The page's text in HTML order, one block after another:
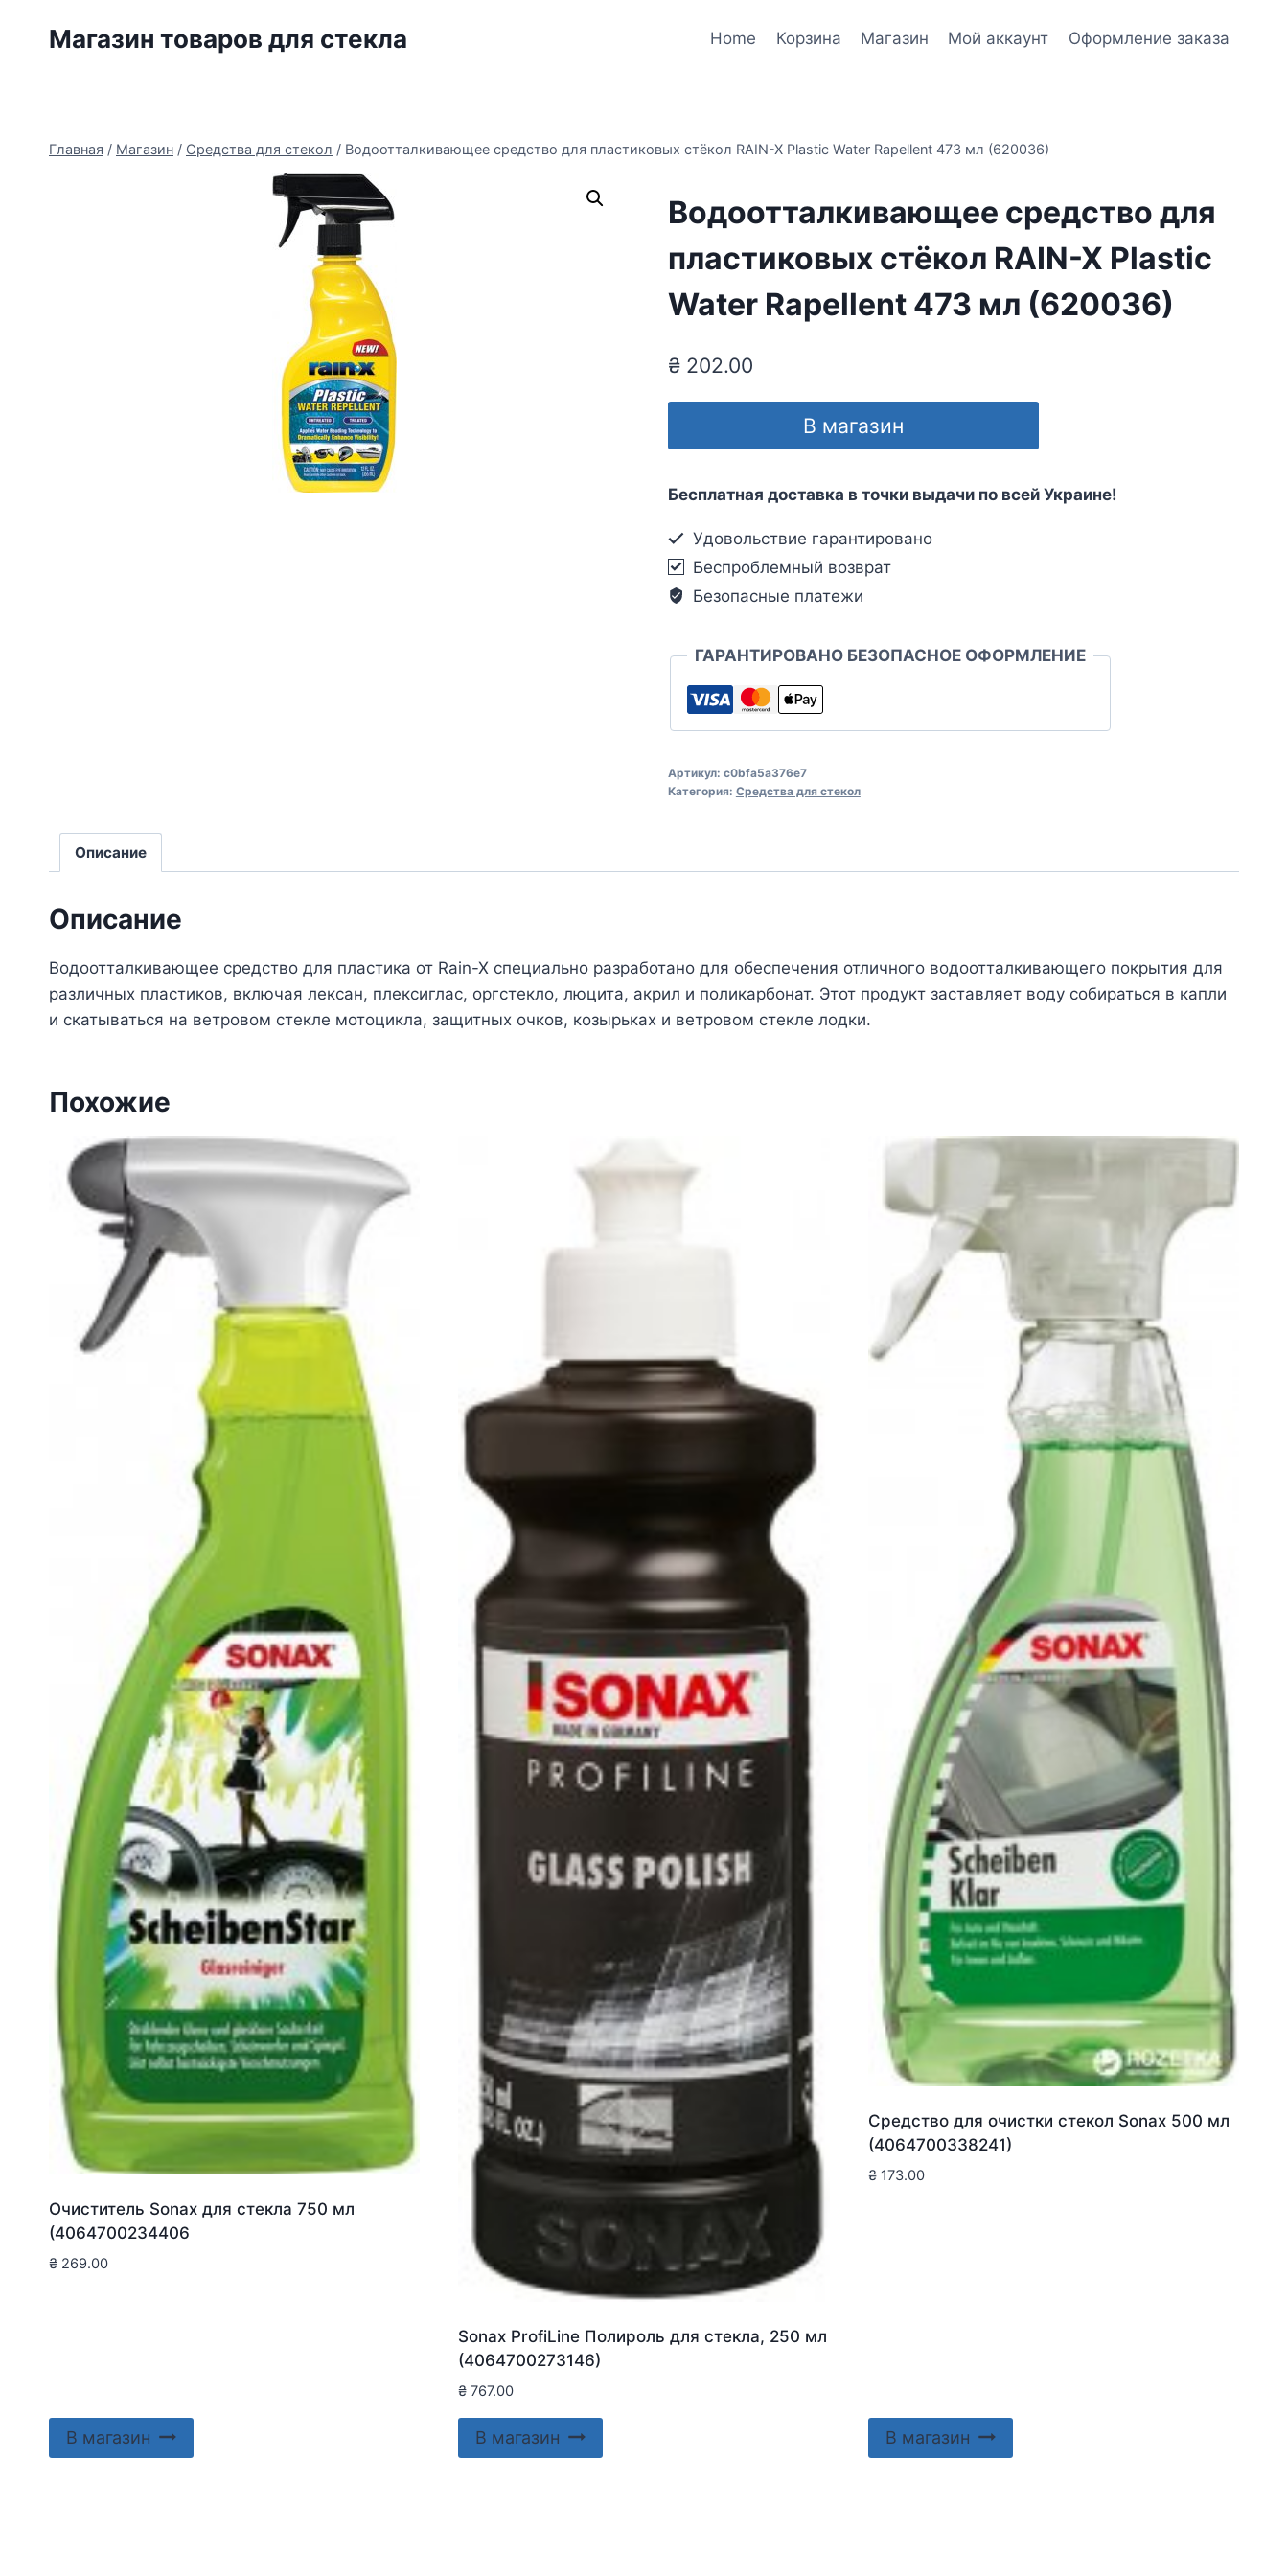
Магазин товаров для стекла Home Корзина Магазин Мой аккаунт Оформление заказа
Главная / Магазин / Средства для стекол / Водоотталкивающее средство для пластиковых стёкол RAIN-X Plastic Water Rapellent 473 мл (620036)
Водоотталкивающее средство для
пластиковых стёкол RAIN-X Plastic
Water Rapellent 473 мл (620036)
₴202.00
В магазин
Бесплатная доставка в точки выдачи по всей Украине!
Удовольствие гарантировано
Беспроблемный возврат
Безопасные платежи
ГАРАНТИРОВАНО БЕЗОПАСНОЕ ОФОРМЛЕНИЕ
Артикул: c0bfa5a376e7
Категория: Средства для стекол
Описание
Описание
Водоотталкивающее средство для пластика от Rain-X специально разработано для обеспечения отличного водоотталкивающего покрытия для
различных пластиков, включая лексан, плексиглас, оргстекло, люцита, акрил и поликарбонат. Этот продукт заставляет воду собираться в капли
и скатываться на ветровом стекле мотоцикла, защитных очков, козырьках и ветровом стекле лодки.
Похожие
Очиститель Sonax для стекла 750 мл
(4064700234406
₴ 269.00
В магазин
Sonax ProfiLine Полироль для стекла, 250 мл
(4064700273146)
₴ 767.00
В магазин
Средство для очистки стекол Sonax 500 мл
(4064700338241)
₴173.00
В магазин